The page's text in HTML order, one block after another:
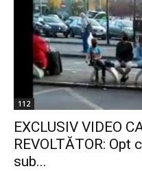
112
EXCLUSIV VIDEO
REVOLTĂTOR:
sub...